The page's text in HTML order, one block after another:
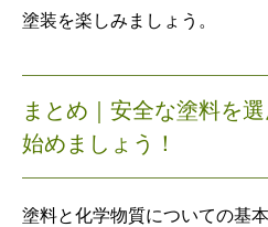
塗装を楽しみましょう。
まとめ｜ 安全な塗料を
始めましょう！
塗料と化学物質についての基